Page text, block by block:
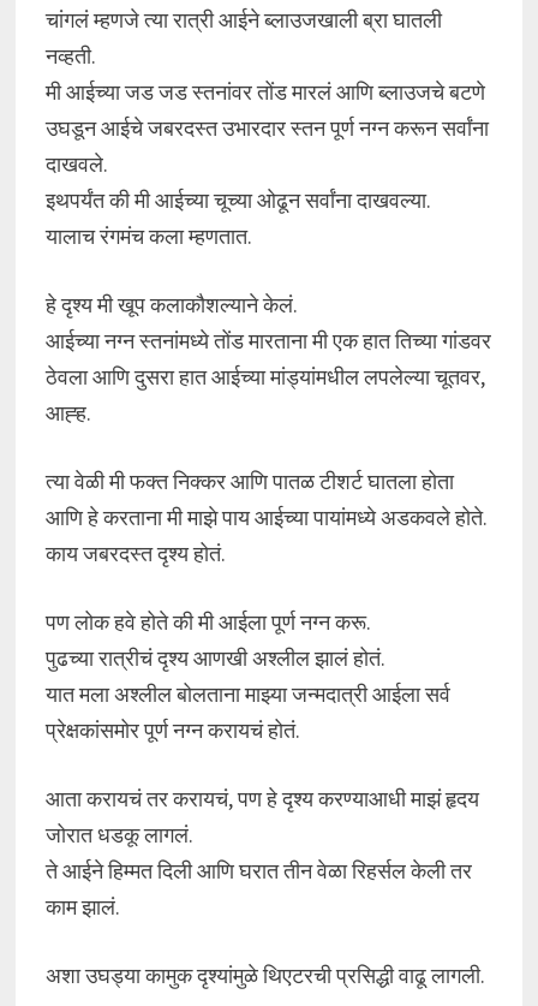
चांगलं म्हणजे त्या रात्री आईने ब्लाउजखाली ब्रा घातली
नव्हती.
मी आईच्या जड जड स्तनांवर तोंड मारलं आणि ब्लाउजचे बटणे
उघडून आईचे जबरदस्त उभारदार स्तन पूर्ण नग्न करून सर्वांना
दाखवले.
इथपर्यंत की मी आईच्या चूच्या ओढून सर्वांना दाखवल्या.
यालाच रंगमंच कला म्हणतात.
हे दृश्य मी खूप कलाकौशल्याने केलं.
आईच्या नग्न स्तनांमध्ये तोंड मारताना मी एक हात तिच्या गांडवर
ठेवला आणि दुसरा हात आईच्या मांड्यांमधील लपलेल्या चूतवर,
आह्ह.
त्या वेळी मी फक्त निक्कर आणि पातळ टीशर्ट घातला होता
आणि हे करताना मी माझे पाय आईच्या पायांमध्ये अडकवले होते.
काय जबरदस्त दृश्य होतं.
पण लोक हवे होते की मी आईला पूर्ण नग्न करू.
पुढच्या रात्रीचं दृश्य आणखी अश्लील झालं होतं.
यात मला अश्लील बोलताना माझ्या जन्मदात्री आईला सर्व
प्रेक्षकांसमोर पूर्ण नग्न करायचं होतं.
आता करायचं तर करायचं, पण हे दृश्य करण्याआधी माझं हृदय
जोरात धडकू लागलं.
ते आईने हिम्मत दिली आणि घरात तीन वेळा रिहर्सल केली तर
काम झालं.
अशा उघड्या कामुक दृश्यांमुळे थिएटरची प्रसिद्धी वाढू लागली.